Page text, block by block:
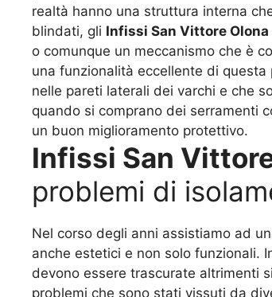
realtà hanno una struttura interna
blindati, gli Infissi San Vittore Olona
o comunque un meccanismo che è
una funzionalità eccellente di
nelle pareti laterali dei varchi e che
quando si comprano dei serramenti
un buon miglioramento protettivo.
Infissi San
problemi di
Nel corso degli anni assistiamo ad
anche estetici e non solo funzionali.
devono essere trascurate altrimenti
problemi che sono stati vissuti da